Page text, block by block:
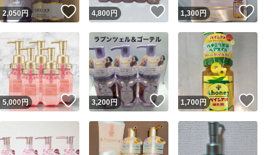
スピード発送 このユーザーは高頻度で24
安心発送 このユーザーは設定した発
ね！
2,050円 いいね！
4,800円 いいね！
1,300円
ね！
5,000円 いいね！
3,200円 いいね！
1,700円